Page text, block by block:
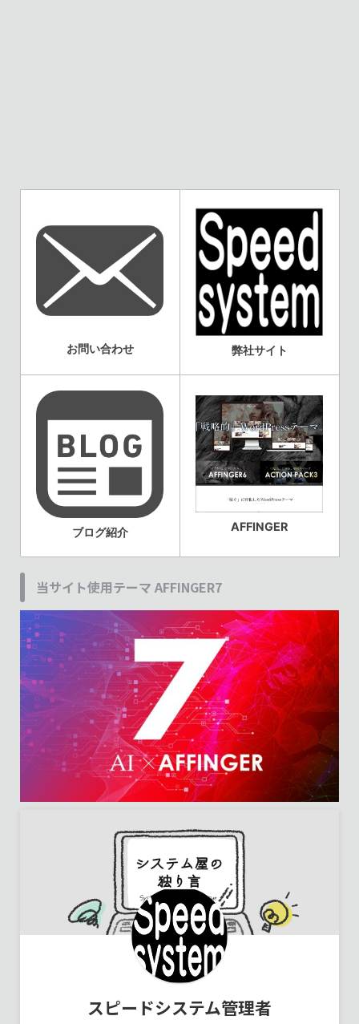
お問い合わせ 弊社サイト
ブログ紹介 AFFINGER
当サイト使用テーマ AFFINGER7
スピードシステム管理者